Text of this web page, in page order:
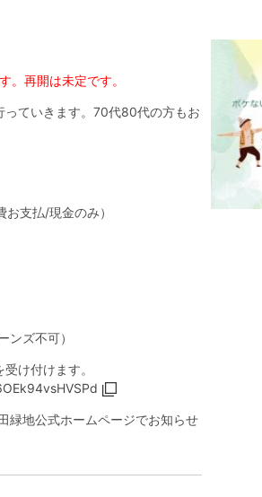
。再開は未定です。
っていきます。70代80代の方もお
支払/現金のみ）
ンズ不可）
け付けます。
緑地公式ホームページでお知らせ